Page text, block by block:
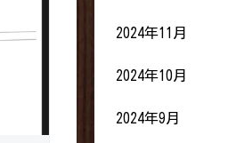
2024年11月
2024年10月
2024年9月